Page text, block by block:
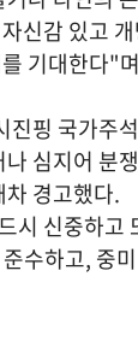
신감 있고
기대한다"
진핑 국가주
심지어 분
경고했다.
시 신중하
수하고, 중